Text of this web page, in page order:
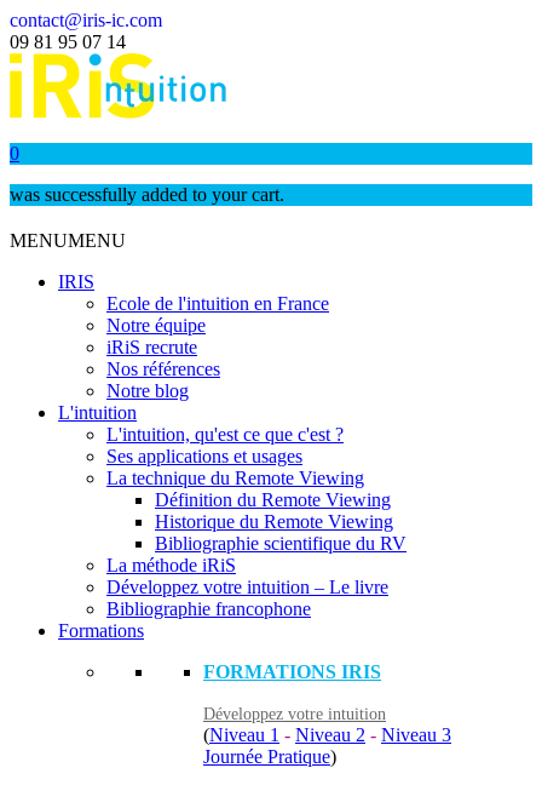
contact@iris-ic.com
09 81 95 07 14
0
was successfully added to your cart.
MENUMENU
IRIS
Ecole de l'intuition en France
Notre équipe
iRiS recrute
Nos références
Notre blog
L'intuition
L'intuition, qu'est ce que c'est ?
Ses applications et usages
La technique du Remote Viewing
Définition du Remote Viewing
Historique du Remote Viewing
Bibliographie scientifique du RV
La méthode iRiS
Développez votre intuition – Le livre
Bibliographie francophone
Formations
FORMATIONS IRIS
Développez votre intuition
(Niveau 1 - Niveau 2 - Niveau 3
Journée Pratique)